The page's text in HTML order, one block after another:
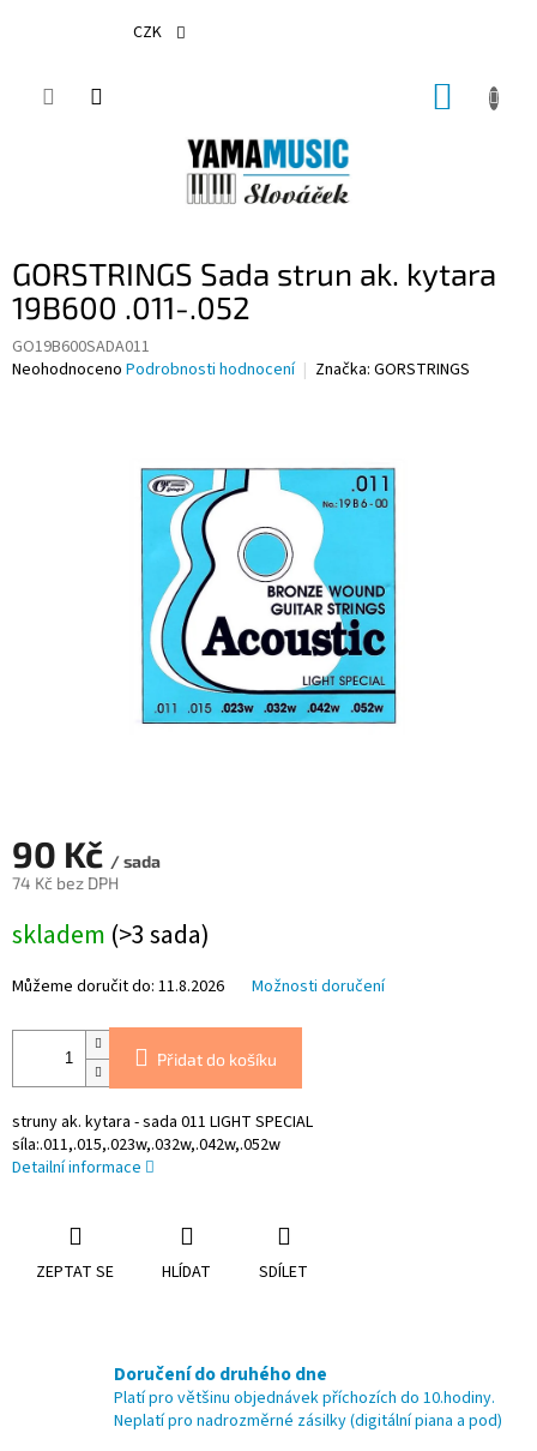
CZK
GORSTRINGS Sada strun ak. kytara
19B600 .011-.052
GO19B600SADA011
Průměrné
Neohodnoceno Podrobnosti hodnocení Značka: GORSTRINGS
90 Kč / sada
74 Kč bez DPH
cena:
skladem (>3 sada)
Můžeme doručit do: 11.8.2026 Možnosti doručení
Přidat do košíku
struny ak. kytara - sada 011 LIGHT SPECIAL
síla:.011,.015,.023w,.032w,.042w,.052w
Detailní informace
ZEPTAT SE HLÍDAT SDÍLET
Doručení do druhého dne
Platí pro většinu objednávek příchozích do 10.hodiny.
Neplatí pro nadrozměrné zásilky (digitální piana a pod)